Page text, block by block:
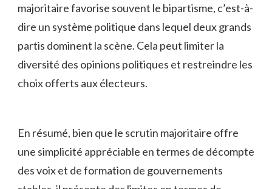
majoritaire favorise souvent le bipartisme, c’est-à-
dire un système politique ⁤dans​ lequel deux grands⁢
partis ⁢dominent la scène.‍ Cela peut​ limiter ⁤la
‌diversité des opinions⁢ politiques et restreindre les⁤
choix offerts aux⁢ électeurs.
En résumé, ‍bien que⁣ le scrutin majoritaire offre
une simplicité appréciable en termes de décompte⁣
des voix et de⁣ formation de gouvernements